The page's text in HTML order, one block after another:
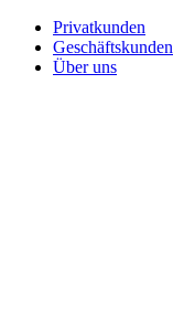
Privatkunden
Geschäftskunden
Über uns